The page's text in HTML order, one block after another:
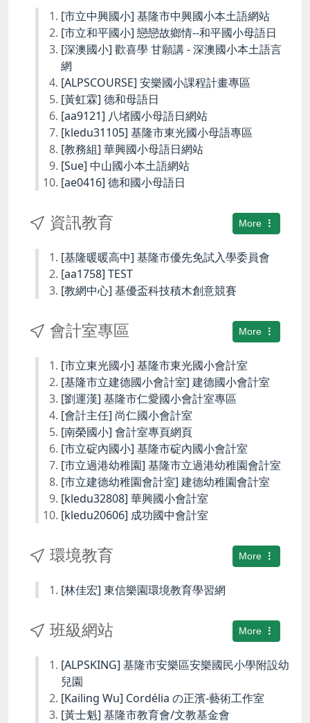
[市立中興國小] 基隆市中興國小本土語網站
[市立和平國小] 戀戀故鄉情--和平國小母語日
[深澳國小] 歡喜學 甘願講 - 深澳國小本土語言
網
[ALPSCOURSE] 安樂國小課程計畫專區
[黃虹霖] 德和母語日
[aa9121] 八堵國小母語日網站
[kledu31105] 基隆市東光國小母語專區
[教務組] 華興國小母語日網站
[Sue] 中山國小本土語網站
[ae0416] 德和國小母語日
More
資訊教育
[基隆暖暖高中] 基隆市優先免試入學委員會
[aa1758] TEST
[教網中心] 基優盃科技積木創意競賽
More
會計室專區
[市立東光國小] 基隆市東光國小會計室
[基隆市立建德國小會計室] 建德國小會計室
[劉運漢] 基隆市仁愛國小會計室專區
[會計主任] 尚仁國小會計室
[南榮國小] 會計室專頁網頁
[市立碇內國小] 基隆市碇內國小會計室
[市立過港幼稚園] 基隆市立過港幼稚園會計室
[市立建德幼稚園會計室] 建德幼稚園會計室
[kledu32808] 華興國小會計室
[kledu20606] 成功國中會計室
More
環境教育
[林佳宏] 東信樂園環境教育學習網
More
班級網站
[ALPSKING] 基隆市安樂區安樂國民小學附設幼
兒園
[Kailing Wu] Cordélia の正濱-藝術工作室
[黃士魁] 基隆市教育會/文教基金會